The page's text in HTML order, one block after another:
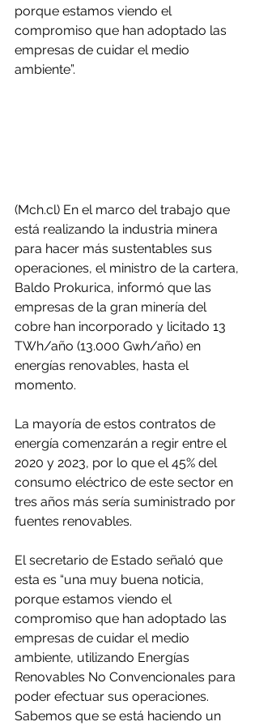
porque estamos viendo el
compromiso que han adoptado las
empresas de cuidar el medio
ambiente”.
(Mch.cl) En el marco del trabajo que
está realizando la industria minera
para hacer más sustentables sus
operaciones, el ministro de la cartera,
Baldo Prokurica, informó que las
empresas de la gran minería del
cobre han incorporado y licitado 13
TWh/año (13.000 Gwh/año) en
energías renovables, hasta el
momento.
La mayoría de estos contratos de
energía comenzarán a regir entre el
2020 y 2023, por lo que el 45% del
consumo eléctrico de este sector en
tres años más sería suministrado por
fuentes renovables.
El secretario de Estado señaló que
esta es “una muy buena noticia,
porque estamos viendo el
compromiso que han adoptado las
empresas de cuidar el medio
ambiente, utilizando Energías
Renovables No Convencionales para
poder efectuar sus operaciones.
Sabemos que se está haciendo un